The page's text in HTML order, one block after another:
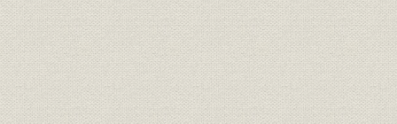
財務・業績
三井組闔店貸預リ及現在金引継
証書
明治九年
財務・業績;株式
旧三井組大元方・三井氏同苗中
株式加入金并滞貸償却方協議決
定書
明治九年